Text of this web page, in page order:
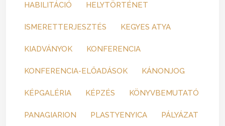
HABILITÁCIÓ HELYTÖRTÉNET
ISMERETTERJESZTÉS KEGYES ATYA
KIADVÁNYOK KONFERENCIA
KONFERENCIA-ELŐADÁSOK KÁNONJOG
KÉPGALÉRIA KÉPZÉS KÖNYVBEMUTATÓ
PANAGIARION PLASTYENYICA PÁLYÁZAT